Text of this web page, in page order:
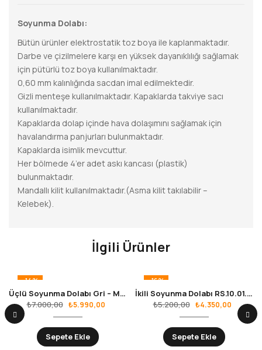
Soyunma Dolabı:
Bütün ürünler elektrostatik toz boya ile kaplanmaktadır.
Darbe ve çizilmelere karşı en yüksek dayanıklılığı sağlamak
için pütürlü toz boya kullanılmaktadır.
0,60 mm kalınlığında sacdan imal edilmektedir.
Gizli menteşe kullanılmaktadır. Kapaklarda takviye sacı
kullanılmaktadır.
Kapaklarda dolap içinde hava dolaşımını sağlamak için
havalandırma panjurları bulunmaktadır.
Kapaklarda isimlik mevcuttur.
Her bölmede 4’er adet askı kancası (plastik)
bulunmaktadır.
Mandallı kilit kullanılmaktadır.(Asma kilit takılabilir –
Kelebek).
İlgili Ürünler
-14%
Üçlü Soyunma Dolabı Gri – Mavi RS.10.01.20
₺7.000,00 ₺5.990,00
Sepete Ekle
-16%
İkili Soyunma Dolabı RS.10.01.02
₺5.200,00 ₺4.350,00
Sepete Ekle